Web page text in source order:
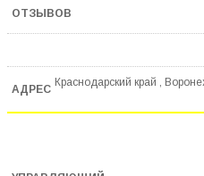
Краснодарский край ,